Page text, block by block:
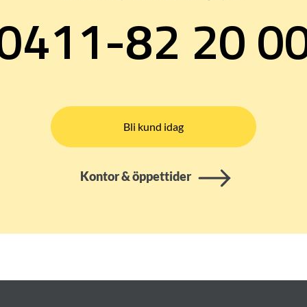
82 20
Bli kund idag
Kontor & öppettider